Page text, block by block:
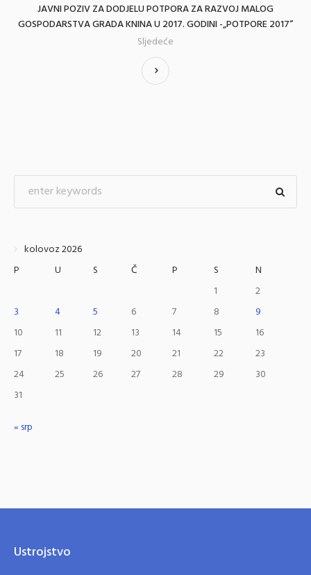
JAVNI POZIV ZA DODJELU POTPORA ZA RAZVOJ MALOG
GOSPODARSTVA GRADA KNINA U 2017. GODINI -„POTPORE 2017“
Sljedeće
kolovoz 2026
P
U S Č P S
N
1
2
3
4 5 6 7 8
9
10
11 12 13 14 15
16
17
18 19 20 21 22
23
24
25 26 27 28 29
30
31
« srp
Ustrojstvo